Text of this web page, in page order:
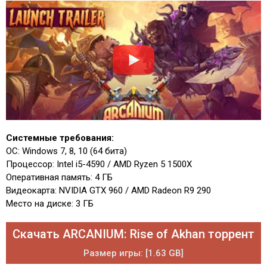
Системные требования:
ОС: Windows 7, 8, 10 (64 бита)
Процессор: Intel i5-4590 / AMD Ryzen 5 1500X
Оперативная память: 4 ГБ
Видеокарта: NVIDIA GTX 960 / AMD Radeon R9 290
Место на диске: 3 ГБ
Скачать ARCANIUM: Rise of Akhan торрент
Размер игры: [1.63 GB]